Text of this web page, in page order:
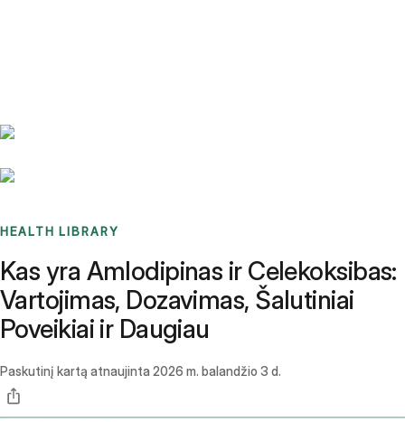
HEALTH LIBRARY
Kas yra Amlodipinas ir Celekoksibas:
Vartojimas, Dozavimas, Šalutiniai
Poveikiai ir Daugiau
Paskutinį kartą atnaujinta 2026 m. balandžio 3 d.